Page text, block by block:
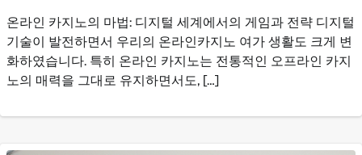
온라인 카지노의 마법: 디지털 세계에서의 게임과 전략 디지털
기술이 발전하면서 우리의 온라인카지노 여가 생활도 크게 변
화하였습니다. 특히 온라인 카지노는 전통적인 오프라인 카지
노의 매력을 그대로 유지하면서도, […]